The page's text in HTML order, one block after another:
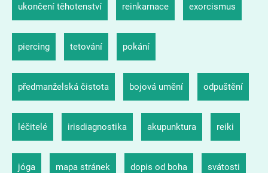
ukončení těhotenství reinkarnace exorcismus
piercing tetování pokání
předmanželská čistota bojová umění odpuštění
léčitelé irisdiagnostika akupunktura reiki
jóga mapa stránek dopis od boha svátosti